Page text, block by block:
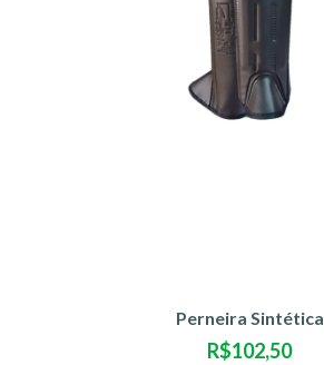
Perneira Sintética
R$102,50